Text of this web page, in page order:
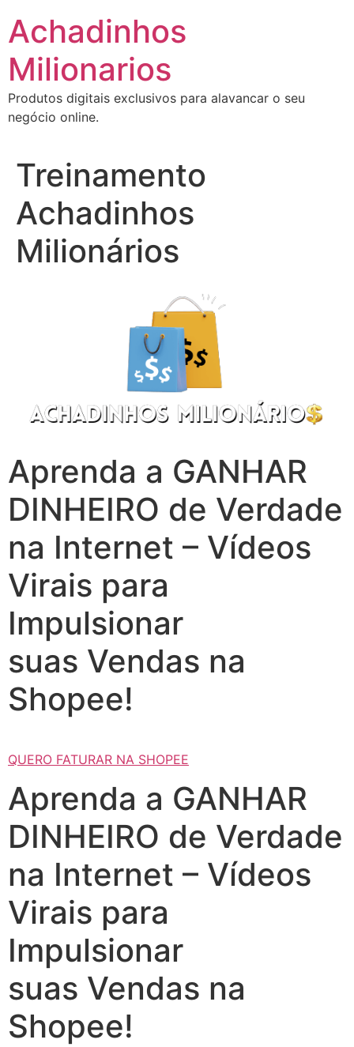
para
conteúdo
Achadinhos
Milionarios
Produtos digitais exclusivos para alavancar o seu
negócio online.
Treinamento
Achadinhos
Milionários
Aprenda a GANHAR
DINHEIRO de Verdade
na Internet – Vídeos
Virais para
Impulsionar
suas Vendas na
Shopee!
QUERO FATURAR NA SHOPEE
Aprenda a GANHAR
DINHEIRO de Verdade
na Internet – Vídeos
Virais para
Impulsionar
suas Vendas na
Shopee!